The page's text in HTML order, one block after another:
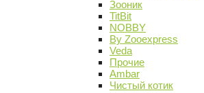
Зооник
TitBit
NOBBY
By Zooexpress
Veda
Прочие
Ambar
Чистый котик